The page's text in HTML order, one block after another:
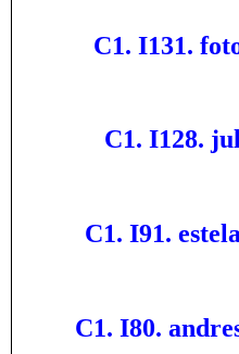
C1. I131.
C1. I128.
C1. I91.
C1. I80.